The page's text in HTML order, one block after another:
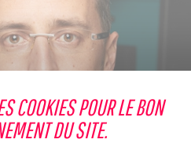
COOKIES POUR LE BON
DU SITE.